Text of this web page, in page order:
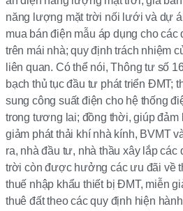
năng lượng mặt trời nối lưới và dự
mua bán điện mẫu áp dụng cho
trên mái nhà; quy định trách nhiệm
liên quan. Có thể nói, Thông tư số
bạch thủ tục đầu tư phát triển ĐMT;
sung công suất điện cho hệ thống
trong tương lai; đồng thời, giúp
giảm phát thải khí nhà kính, BVMT
ra, nhà đầu tư, nhà thầu xây lắp
trời còn được hưởng các ưu đãi về
thuế nhập khẩu thiết bị ĐMT, miễn
thuê đất theo các quy định hiện